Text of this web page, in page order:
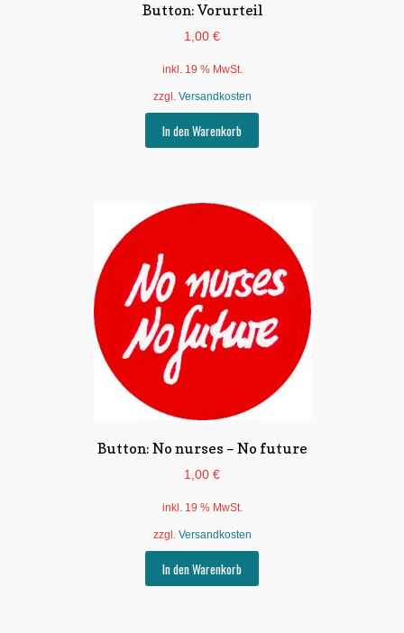
Button: Vorurteil
1,00 €
inkl. 19 % MwSt.
zzgl. Versandkosten
In den Warenkorb
Button: No nurses – No future
1,00 €
inkl. 19 % MwSt.
zzgl. Versandkosten
In den Warenkorb